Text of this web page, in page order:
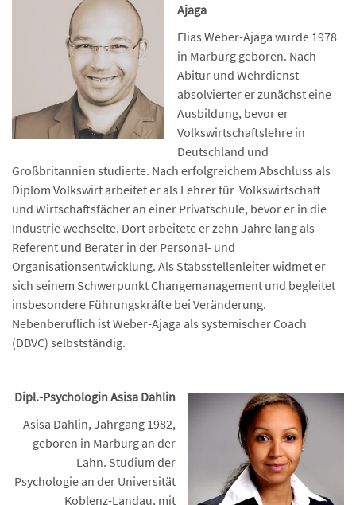
Ajaga
Elias Weber-Ajaga wurde 1978
in Marburg geboren. Nach
Abitur und Wehrdienst
absolvierter er zunächst eine
Ausbildung, bevor er
Volkswirtschaftslehre in
Deutschland und
Großbritannien studierte. Nach erfolgreichem Abschluss als
Diplom Volkswirt arbeitet er als Lehrer für Volkswirtschaft
und Wirtschaftsfächer an einer Privatschule, bevor er in die
Industrie wechselte. Dort arbeitete er zehn Jahre lang als
Referent und Berater in der Personal- und
Organisationsentwicklung. Als Stabsstellenleiter widmet er
sich seinem Schwerpunkt Changemanagement und begleitet
insbesondere Führungskräfte bei Veränderung.
Nebenberuflich ist Weber-Ajaga als systemischer Coach
(DBVC) selbstständig.
Dipl.-Psychologin Asisa Dahlin
Asisa Dahlin, Jahrgang 1982,
geboren in Marburg an der
Lahn. Studium der
Psychologie an der Universität
Koblenz-Landau, mit